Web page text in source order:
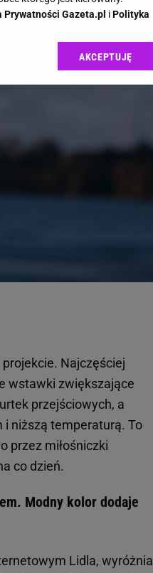
Najczęściej
wstawki zwiększające
przejściowych, a
niższą temperaturą. To
przez miłośniczki
co dzień.
Modny kolor dodaje
Lidla, wyróżnia
Prywatności Gazeta.pl iPolityka
Gazeta.pl sp. z o.o., jej
danych poprzez
Zmiana ustawień
celach:
do celów identyfikacji.
treści, pomiar reklam i treści,
AKCEPTUJĘ